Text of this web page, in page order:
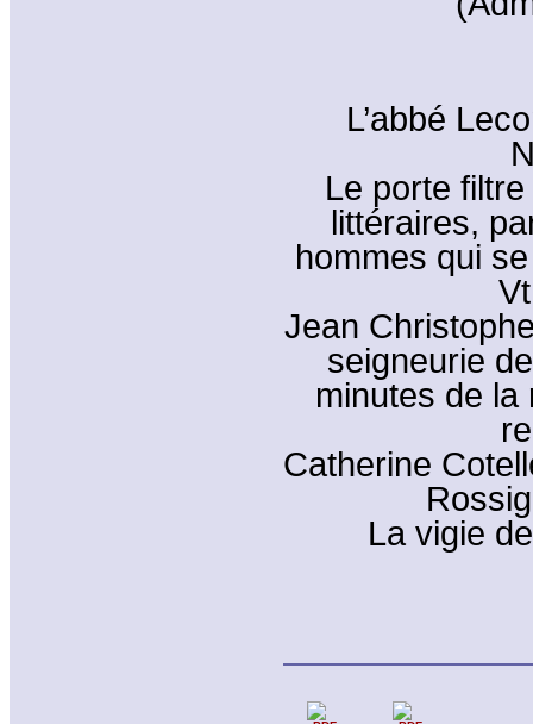
L’abbé
Le porte
littéraires,
hommes qui
Jean
seigneurie
minutes de la
Catherine
La vigie